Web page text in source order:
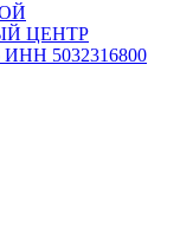
ЦЕНТР
5032316800